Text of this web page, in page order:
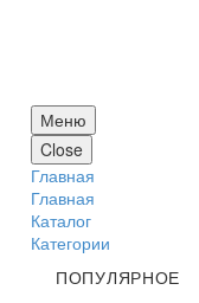
Меню
Close
Главная
Главная
Каталог
Категории
ПОПУЛЯРНОЕ